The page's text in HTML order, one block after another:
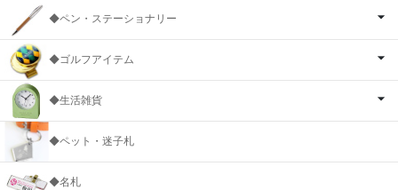
◆ペン・ステーショナリー
◆ゴルフアイテム
◆生活雑貨
◆ペット・迷子札
◆名札